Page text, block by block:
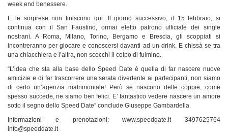
week end benessere.
E le sorprese non finiscono qui. Il giorno successivo, il 15 febbraio, si
continua con il San Faustino, ormai eletto patrono ufficiale dei single
nostrani. A Roma, Milano, Torino, Bergamo e Brescia, gli scoppiati si
incontreranno per giocare e conoscersi davanti ad un drink. E chissà se tra
una chiacchiera e l’altra, non scocchi il colpo di fulmine.
“L’idea che sta alla base dello Speed Date è quella di far nascere nuove
amicizie e di far trascorrere una serata divertente ai partecipanti, non siamo
di certo un’agenzia matrimoniale! Però se nascono delle coppie, come
spesso succede, ne siamo ben felici. E’ fantastico vedere nascere un amore
sotto il segno dello Speed Date” conclude Giuseppe Gambardella.
Informazioni e prenotazioni: www.speeddate.it 3497625764
info@speeddate.it